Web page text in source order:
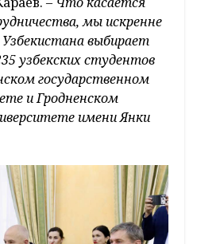
мы искренне
выбирает
узбекских студентов
государственном
и Гродненском
имени Янки